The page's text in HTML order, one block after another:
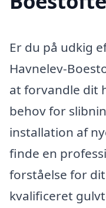
Er du på udkig
Havnelev-
at forvandle dit
behov for
installation af
finde en
forståelse for
kvalificeret